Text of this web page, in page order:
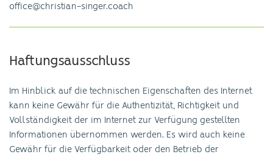
office@christian-singer.coach
Haftungsausschluss
Im Hinblick auf die technischen Eigenschaften des Internet
kann keine Gewähr für die Authentizität, Richtigkeit und
Vollständigkeit der im Internet zur Verfügung gestellten
Informationen übernommen werden. Es wird auch keine
Gewähr für die Verfügbarkeit oder den Betrieb der